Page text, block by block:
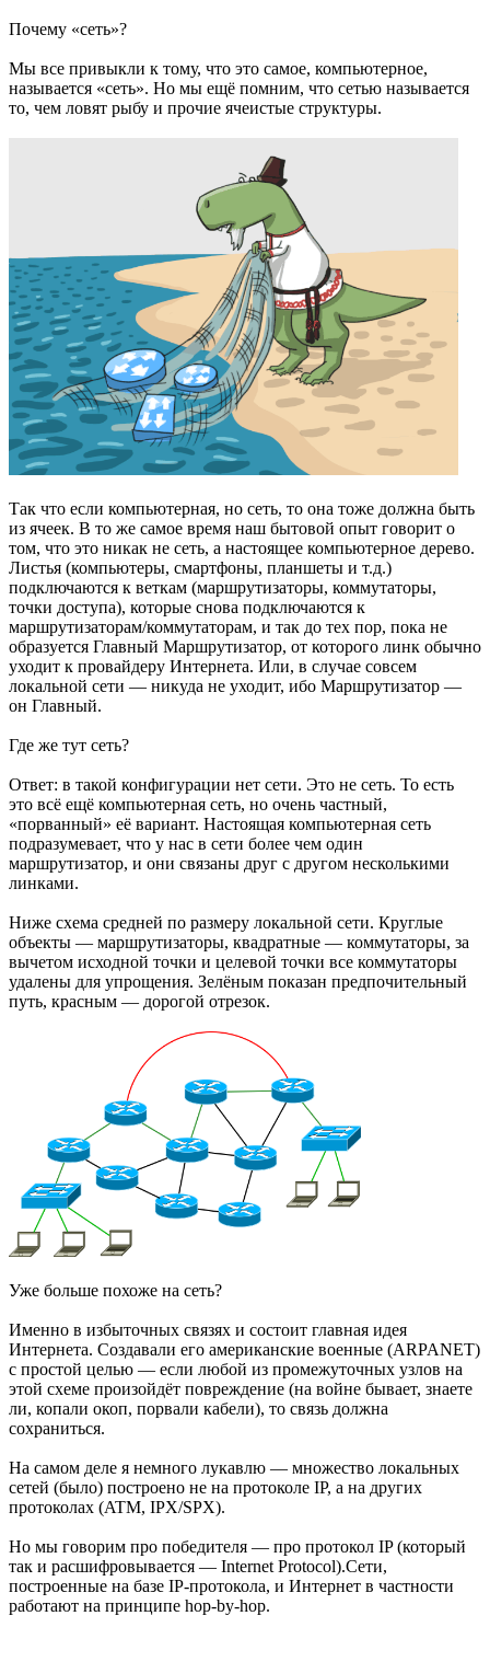
Почему «сеть»?
Мы все привыкли к тому, что это самое, компьютерное,
называется «сеть». Но мы ещё помним, что сетью называется
то, чем ловят рыбу и прочие ячеистые структуры.
Так что если компьютерная, но сеть, то она тоже должна быть
из ячеек. В то же самое время наш бытовой опыт говорит о
том, что это никак не сеть, а настоящее компьютерное дерево.
Листья (компьютеры, смартфоны, планшеты и т.д.)
подключаются к веткам (маршрутизаторы, коммутаторы,
точки доступа), которые снова подключаются к
маршрутизаторам/коммутаторам, и так до тех пор, пока не
образуется Главный Маршрутизатор, от которого линк обычно
уходит к провайдеру Интернета. Или, в случае совсем
локальной сети — никуда не уходит, ибо Маршрутизатор —
он Главный.
Где же тут сеть?
Ответ: в такой конфигурации нет сети. Это не сеть. То есть
это всё ещё компьютерная сеть, но очень частный,
«порванный» её вариант. Настоящая компьютерная сеть
подразумевает, что у нас в сети более чем один
маршрутизатор, и они связаны друг с другом несколькими
линками.
Ниже схема средней по размеру локальной сети. Круглые
объекты — маршрутизаторы, квадратные — коммутаторы, за
вычетом исходной точки и целевой точки все коммутаторы
удалены для упрощения. Зелёным показан предпочительный
путь, красным — дорогой отрезок.
Уже больше похоже на сеть?
Именно в избыточных связях и состоит главная идея
Интернета. Создавали его американские военные (ARPANET)
с простой целью — если любой из промежуточных узлов на
этой схеме произойдёт повреждение (на войне бывает, знаете
ли, копали окоп, порвали кабели), то связь должна
сохраниться.
На самом деле я немного лукавлю — множество локальных
сетей (было) построено не на протоколе IP, а на других
протоколах (ATM, IPX/SPX).
Но мы говорим про победителя — про протокол IP (который
так и расшифровывается — Internet Protocol).Сети,
построенные на базе IP-протокола, и Интернет в частности
работают на принципе hop-by-hop.